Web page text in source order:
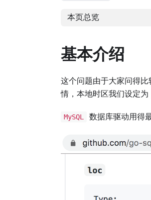
本页总览
基本介绍
这个问题由于大家问得
情，本地时区我们设定为
MySQL 数据库驱动用得